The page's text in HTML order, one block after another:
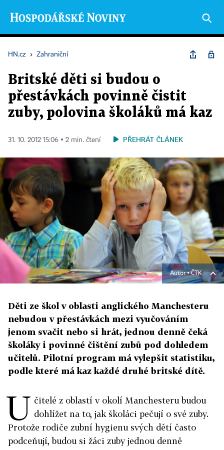
HN.cz › Zahraniční
Britské děti si budou o
přestávkách povinně čistit
zuby, polovina školáků má kaz
31. 10. 2012 15:06 ▪ 2 min. čtení PŘEHRÁT ČLÁNEK
Autor ▪ČTK
Děti ze škol v oblasti anglického Manchesteru
nebudou v přestávkách mezi vyučováním
jenom svačit nebo si hrát, jednou denně čeká
školáky i povinné čištění zubů pod dohledem
učitelů. Pilotní program má vylepšit statistiku,
podle které má kaz každé druhé britské dítě.
U čitelé z oblastí v okolí Manchesteru budou
dohlížet na to, jak školáci pečují o své zuby.
Protože rodiče zubní hygienu svých dětí často
podceňují, budou si žáci zuby jednou denně